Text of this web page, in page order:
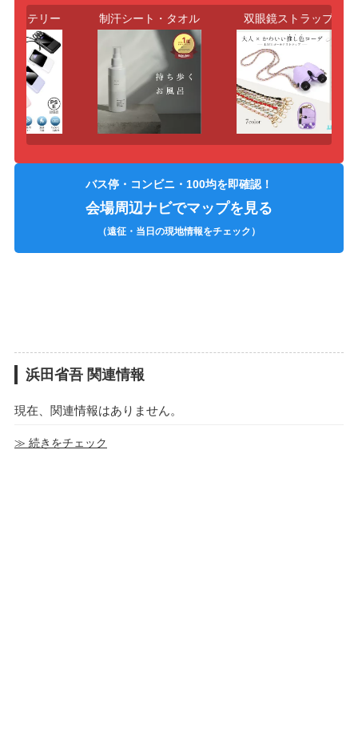
ッテリー 制汗シート・タオル 双眼鏡ストラップ
バス停・コンビニ・100均を即確認！
会場周辺ナビでマップを見る
（遠征・当日の現地情報をチェック）
浜田省吾 関連情報
現在、関連情報はありません。
≫ 続きをチェック